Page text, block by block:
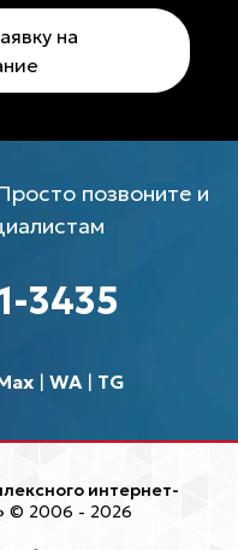
на
позвоните и
3435
| WA| TG
интернет-
© 2006 - 2026